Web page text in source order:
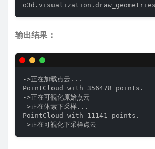
输出结果：
->正在加载点云...
PointCloud with 356478 points.
->正在可视化原始点云
->正在体素下采样...
PointCloud with 11141 points.
->正在可视化下采样点云